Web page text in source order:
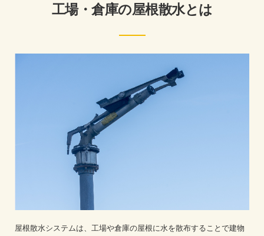
工場・倉庫の屋根散水とは
屋根散水システムは、工場や倉庫の屋根に水を散布することで建物